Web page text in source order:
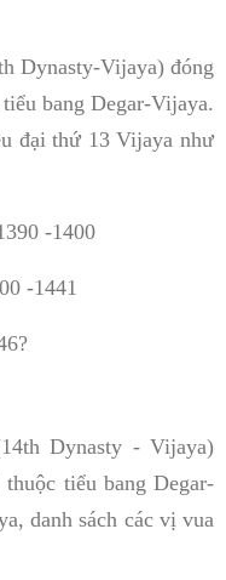
Dynasty-Vijaya) đóng
bang Degar-Vijaya.
đại thứ 13 Vijaya như
-1400
-1441
Dynasty - Vijaya)
tiểu bang Degar-
danh sách các vị vua